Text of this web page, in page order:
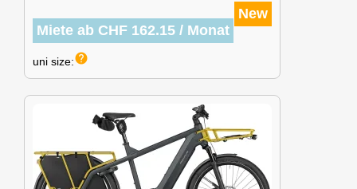
New
Miete ab CHF 162.15 / Monat
uni size:help